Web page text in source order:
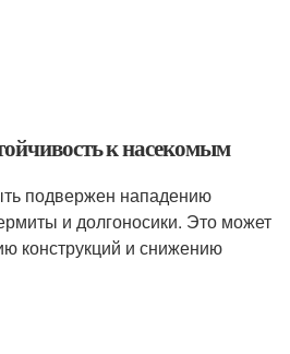
к насекомым
подвержен нападению
и долгоносики. Это может
конструкций и снижению